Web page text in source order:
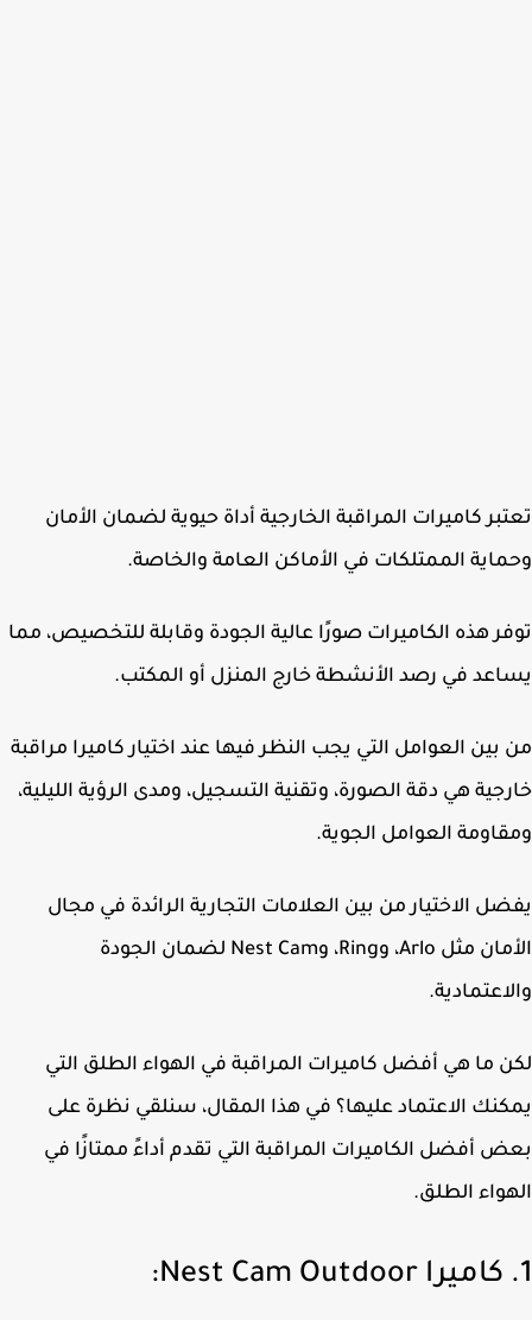
كاميرات المراقبة الخارجية أداة حيوية لضمان الأمان
الممتلكات في الأماكن العامة والخاصة.
هذه الكاميرات صورًا عالية الجودة وقابلة للتخصيص، مما
في رصد الأنشطة خارج المنزل أو المكتب.
العوامل التي يجب النظر فيها عند اختيار كاميرا مراقبة
هي دقة الصورة، وتقنية التسجيل، ومدى الرؤية الليلية،
العوامل الجوية.
الاختيار من بين العلامات التجارية الرائدة في مجال
الأمان مثل Arlo، وRing، وNest Cam لضمان الجودة
ما هي أفضل كاميرات المراقبة في الهواء الطلق التي
الاعتماد عليها؟ في هذا المقال، سنلقي نظرة على
أفضل الكاميرات المراقبة التي تقدم أداءً ممتازًا في
الطلق.